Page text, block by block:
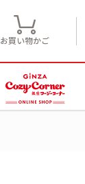
お買い物かご